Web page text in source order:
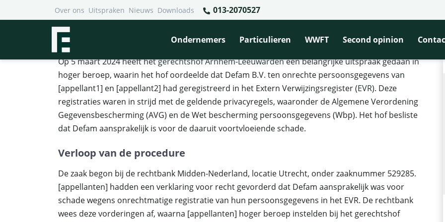
Over ons Uitspraken Nieuws Downloads 013-2070527
Ondernemers Particulieren WWFT Second opinion
Financieel Recht Advocaten>Uitspraken>Gerechtshof Arnhem-Leeuwarden vernietigt onterechte registraties in EVR
Gerechtshof Arnhem-Leeuwarden vernietigt onterechte
Op 5 maart 2024 heeft hetgerechtshof Arnhem-Leeuwardeneen belangrijke uitspraak gedaan in
hoger beroep, waarin het hof oordeelde dat Defam B.V. ten onrechte persoonsgegevens van
[appellant1] en [appellant2] had geregistreerd in het Extern Verwijzingsregister (EVR). Deze
registraties waren in strijd met de geldende privacyregels, waaronder de Algemene Verordening
Gegevensbescherming (AVG) en de Wet bescherming persoonsgegevens (Wbp). Het hof besliste
dat Defam aansprakelijk is voor de daaruit voortvloeiende schade.
Verloop van de procedure
De zaak begon bij de rechtbank Midden-Nederland, locatie Utrecht, onder zaaknummer 529285.
[appellanten] hadden een verklaring voor recht gevorderd dat Defam aansprakelijk was voor
schade wegens onrechtmatige registratie van hun persoonsgegevens in het EVR. De rechtbank
wees deze vorderingen af, waarna [appellanten] hoger beroep instelden bij het gerechtshof